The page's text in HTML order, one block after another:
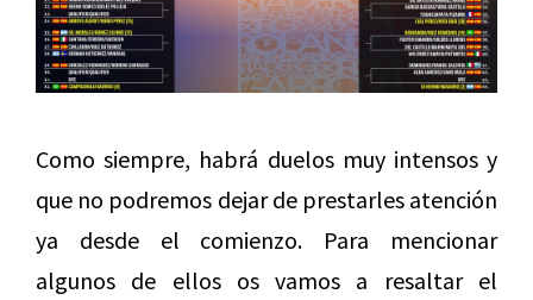
Como siempre, habrá duelos muy intensos y
que no podremos dejar de prestarles atención
ya desde el comienzo. Para mencionar
algunos de ellos os vamos a resaltar el